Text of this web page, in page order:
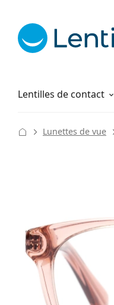
Lentilles de contact
Produits d'entretien
Comment commander
Lunettes de vue